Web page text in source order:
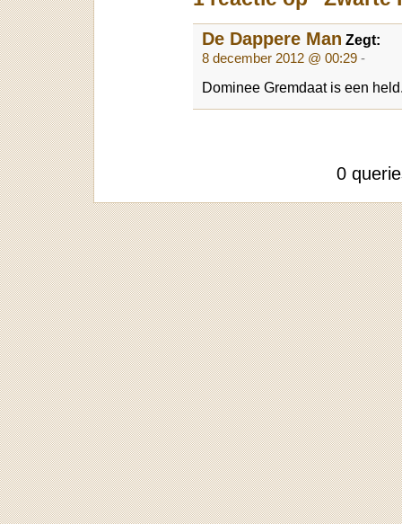
De Dappere Man Zegt:
8 december 2012 @ 00:29 -
Dominee Gremdaat is een
0